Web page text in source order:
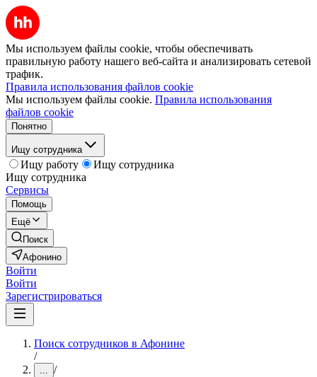
Мы используем файлы cookie, чтобы обеспечивать
правильную работу нашего веб-сайта и анализировать сетевой
трафик.
Правила использования файлов cookie
Мы используем файлы cookie. Правила использования
файлов cookie
Понятно
Ищу сотрудника
Ищу работу
Ищу сотрудника
Ищу сотрудника
Сервисы
Помощь
Ещё
Поиск
Афонино
Войти
Войти
Зарегистрироваться
Поиск сотрудников в Афонине
/
... /